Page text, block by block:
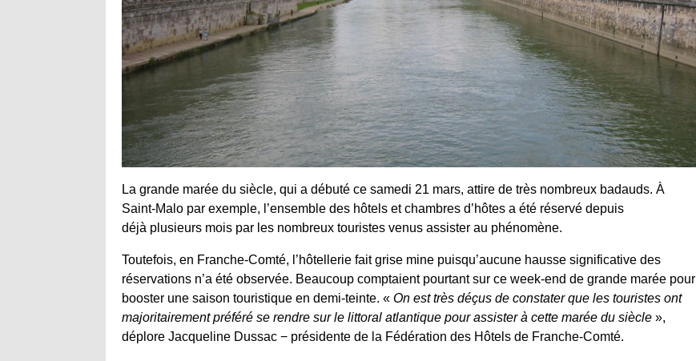
La grande marée du siècle, qui a débuté ce samedi 21 mars, attire de très nombreux badauds. À
Saint-Malo par exemple, l’ensemble des hôtels et chambres d’hôtes a été réservé depuis
déjà plusieurs mois par les nombreux touristes venus assister au phénomène.
Toutefois, en Franche-Comté, l’hôtellerie fait grise mine puisqu’aucune hausse significative des
réservations n’a été observée. Beaucoup comptaient pourtant sur ce week-end de grande marée pour
booster une saison touristique en demi-teinte. « On est très déçus de constater que les touristes ont
majoritairement préféré se rendre sur le littoral atlantique pour assister à cette marée du siècle »,
déplore Jacqueline Dussac − présidente de la Fédération des Hôtels de Franche-Comté.